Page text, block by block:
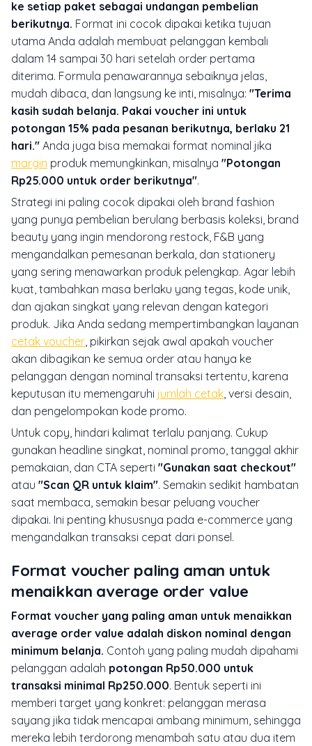
ke setiap paket sebagai undangan pembelian
berikutnya. Format ini cocok dipakai ketika tujuan
utama Anda adalah membuat pelanggan kembali
dalam 14 sampai 30 hari setelah order pertama
diterima. Formula penawarannya sebaiknya jelas,
mudah dibaca, dan langsung ke inti, misalnya: "Terima
kasih sudah belanja. Pakai voucher ini untuk
potongan 15% pada pesanan berikutnya, berlaku 21
hari." Anda juga bisa memakai format nominal jika
margin produk memungkinkan, misalnya "Potongan
Rp25.000 untuk order berikutnya".
Strategi ini paling cocok dipakai oleh brand fashion
yang punya pembelian berulang berbasis koleksi, brand
beauty yang ingin mendorong restock, F&B yang
mengandalkan pemesanan berkala, dan stationery
yang sering menawarkan produk pelengkap. Agar lebih
kuat, tambahkan masa berlaku yang tegas, kode unik,
dan ajakan singkat yang relevan dengan kategori
produk. Jika Anda sedang mempertimbangkan layanan
cetak voucher , pikirkan sejak awal apakah voucher
akan dibagikan ke semua order atau hanya ke
pelanggan dengan nominal transaksi tertentu, karena
keputusan itu memengaruhi jumlah cetak , versi desain,
dan pengelompokan kode promo.
Untuk copy, hindari kalimat terlalu panjang. Cukup
gunakan headline singkat, nominal promo, tanggal akhir
pemakaian, dan CTA seperti "Gunakan saat checkout"
atau "Scan QR untuk klaim". Semakin sedikit hambatan
saat membaca, semakin besar peluang voucher
dipakai. Ini penting khususnya pada e-commerce yang
mengandalkan transaksi cepat dari ponsel.
Format voucher paling aman untuk
menaikkan average order value
Format voucher yang paling aman untuk menaikkan
average order value adalah diskon nominal dengan
minimum belanja. Contoh yang paling mudah dipahami
pelanggan adalah potongan Rp50.000 untuk
transaksi minimal Rp250.000. Bentuk seperti ini
memberi target yang konkret: pelanggan merasa
sayang jika tidak mencapai ambang minimum, sehingga
mereka lebih terdorong menambah satu atau dua item